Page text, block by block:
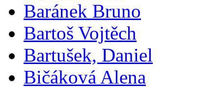
Baránek Bruno
Bartoš Vojtěch
Bartušek, Daniel
Bičáková Alena